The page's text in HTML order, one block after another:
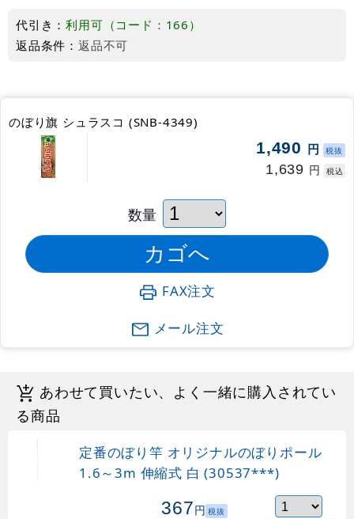
代引き：利用可（コード：166）
返品条件： 返品不可
のぼり旗 シュラスコ (SNB-4349)
1,490 円 税抜
1,639 円 税込
数量
FAX注文
メール注文
あわせて買いたい、よく一緒に購入されてい
る商品
定番のぼり竿 オリジナルのぼりポール
1.6～3m 伸縮式 白 (30537***)
367円 税抜